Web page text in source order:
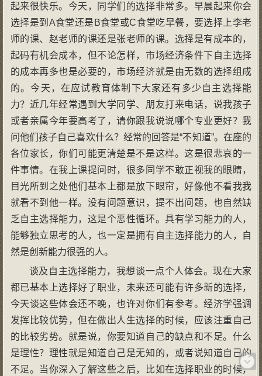
起来很快乐。今天，同学们的选择非常多。早晨起来你会
选择是到A食堂还是B食堂或C食堂吃早餐，要选择上李老
师的课、赵老师的课还是张老师的课。选择是有成本的，
起码有机会成本，但不论怎样，市场经济条件下自主选择
的成本再多也是必要的，市场经济就是由无数的选择组成
的。今天，在应试教育体制下大家还有多少自主选择能
力？近几年经常遇到大学同学、朋友打来电话，说我孩子
或者亲属今年要高考了，请你跟我说说哪个专业更好？我
问他们孩子自己喜欢什么？经常的回答是“不知道”。在座的
各位家长，你们可能更清楚是不是这样。这是很悲哀的一
件事情。在我上课提问时，很多同学不敢正视我的眼睛，
目光所到之处他们基本上都是放下眼帘，好像他不看我我
就看不到他一样。没有问题意识，提不出问题，也自然缺
乏自主选择能力，这是个恶性循环。具有学习能力的人，
能够独立思考的人，也一定是拥有自主选择能力的人，自
然是创新能力很强的人。
谈及自主选择能力，我想谈一点个人体会。现在大家
都已基本上选择好了职业，未来还可能有许多新的选择，
今天谈这些体会还不晚，也许对你们有参考。经济学强调
发挥比较优势，但在做出人生选择的时候，应该注重自己
的比较劣势。就是说，你要知道自己的缺点和不足。什么
是理性？理性就是知道自己是无知的，或者说知道自己的
不足。当你深入了解这些之后，比如在选择职业的时候，